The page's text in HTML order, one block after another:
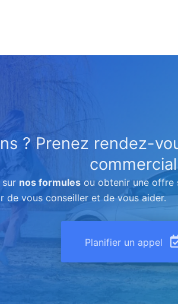
? Prenez rendez-
commercial
nos formules ou obtenir une offre
de vous conseiller et de vous aider.
Planifier un appel